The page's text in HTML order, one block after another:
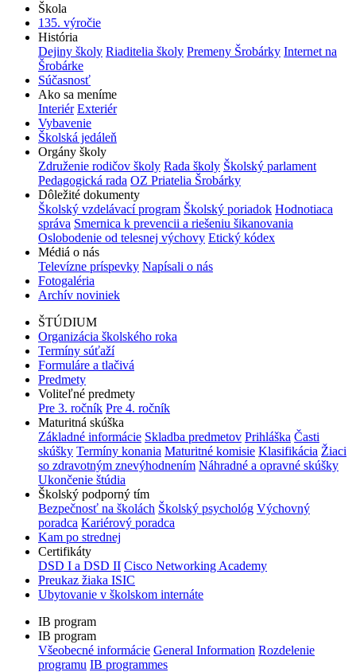
Škola
135. výročie
História
Dejiny školy Riaditelia školy Premeny Šrobárky Internet na
Šrobárke
Súčasnosť
Ako sa meníme
Interiér Exteriér
Vybavenie
Školská jedáleň
Orgány školy
Združenie rodičov školy Rada školy Školský parlament
Pedagogická rada OZ Priatelia Šrobárky
Dôležité dokumenty
Školský vzdelávací program Školský poriadok Hodnotiaca
správa Smernica k prevencii a riešeniu šikanovania
Oslobodenie od telesnej výchovy Etický kódex
Médiá o nás
Televízne príspevky Napísali o nás
Fotogaléria
Archív noviniek
ŠTÚDIUM
Organizácia školského roka
Termíny súťaží
Formuláre a tlačivá
Predmety
Voliteľné predmety
Pre 3. ročník Pre 4. ročník
Maturitná skúška
Základné informácie Skladba predmetov Prihláška Časti
skúšky Termíny konania Maturitné komisie Klasifikácia Žiaci
so zdravotným znevýhodnením Náhradné a opravné skúšky
Ukončenie štúdia
Školský podporný tím
Bezpečnosť na školách Školský psychológ Výchovný
poradca Kariérový poradca
Kam po strednej
Certifikáty
DSD I a DSD II Cisco Networking Academy
Preukaz žiaka ISIC
Ubytovanie v školskom internáte
IB program
IB program
Všeobecné informácie General Information Rozdelenie
programu IB programmes